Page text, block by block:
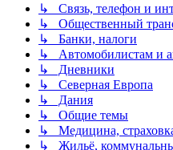
↳ Связь, телефон и
↳ Общественный
↳ Банки, налоги
↳ Автомобилистам и
↳ Дневники
↳ Северная Европа
↳ Дания
↳ Общие темы
↳ Медицина,
↳ Жильё,